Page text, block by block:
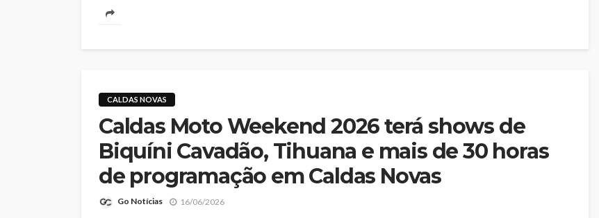
CALDAS NOVAS
Caldas Moto Weekend 2026 terá shows de
Biquíni Cavadão, Tihuana e mais de 30 horas
de programação em Caldas Novas
Go Notícias 16/06/2026